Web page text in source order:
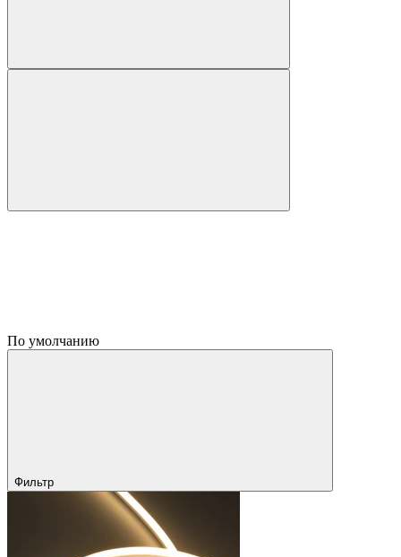
По умолчанию
Фильтр